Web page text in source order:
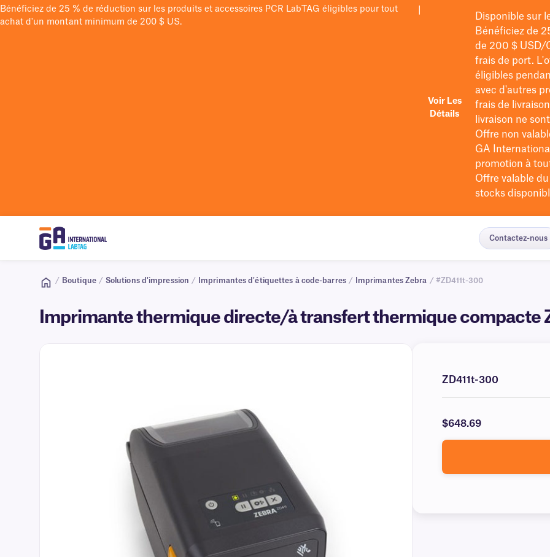
Bénéficiez de 25 % de réduction sur les produits et accessoires PCR LabTAG éligibles pour tout
achat d'un montant minimum de 200 $ US.
Voir Les
Détails
Disponible sur
Bénéficiez de
de 200 $USD/
frais de port.
éligibles
avec d'autres
frais de
livraison ne
Offre non
GA
promotion à
Offre valable
stocks
Contactez-nous
/ Boutique / Solutions d'impression / Imprimantes d'étiquettes à code-barres / Imprimantes Zebra / #ZD411t-300
Imprimante thermique directe/à transfert thermique compacte
ZD411t-300
$648.69